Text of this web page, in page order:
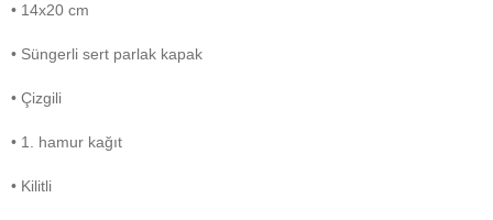
• 14x20 cm
• Süngerli sert parlak kapak
• Çizgili
• 1. hamur kağıt
• Kilitli